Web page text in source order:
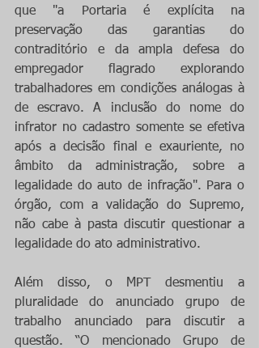
que "a Portaria é explícita na
preservação das garantias do
contraditório e da ampla defesa do
empregador flagrado explorando
trabalhadores em condições análogas à
de escravo. A inclusão do nome do
infrator no cadastro somente se efetiva
após a decisão final e exauriente, no
âmbito da administração, sobre a
legalidade do auto de infração". Para o
órgão, com a validação do Supremo,
não cabe à pasta discutir questionar a
legalidade do ato administrativo.
Além disso, o MPT desmentiu a
pluralidade do anunciado grupo de
trabalho anunciado para discutir a
questão. “O mencionado Grupo de